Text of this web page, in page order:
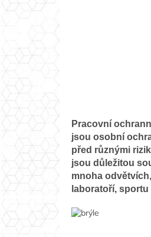
Pracovní
jsou osobní
před různými
jsou důležitou
mnoha
laboratoří,